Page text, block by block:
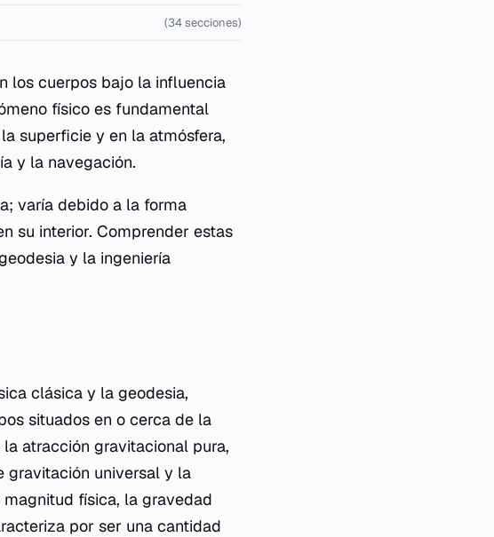
(34 secciones)
los cuerpos bajo la influencia
físico es fundamental
superficie y en la atmósfera,
y la navegación.
varía debido a la forma
su interior. Comprender estas
y la ingeniería
clásica y la geodesia,
situados en o cerca de la
atracción gravitacional pura,
gravitación universal y la
física, la gravedad
por ser una cantidad